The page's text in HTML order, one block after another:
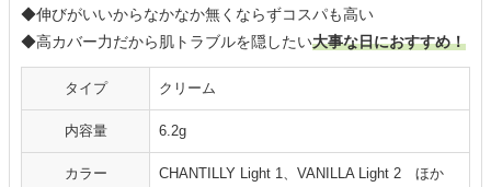
◆伸びがいいからなかなか無くならずコスパも高い
◆高カバー力だから肌トラブルを隠したい大事な日におすすめ！
タイプ クリーム
内容量 6.2g
カラー CHANTILLY Light 1、VANILLA Light 2 ほか